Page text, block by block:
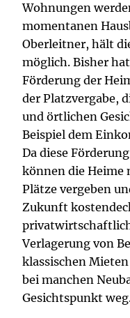
Wohnungen
momentanen
Oberleitner, hält
möglich. Bisher
Förderung der
der Platzvergabe,
und örtlichen
Beispiel dem
Da diese
können die Heime
Plätze vergeben
Zukunft
Verlagerung von
klassischen
bei manchen
Gesichtspunkt